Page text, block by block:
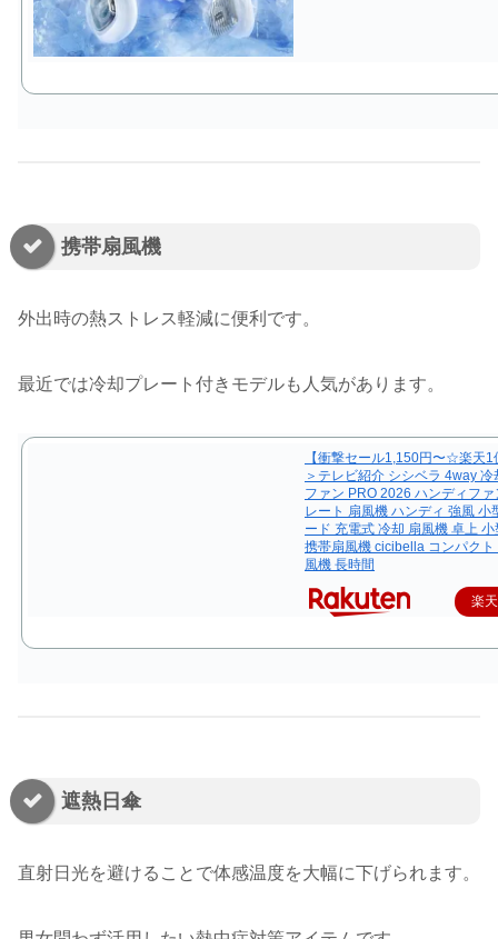
携帯扇風機
外出時の熱ストレス軽減に便利です。
最近では冷却プレート付きモデルも人気があります。
【衝撃セール1,150円〜☆楽天1
＞テレビ紹介 シシベラ 4way
ファン PRO 2026 ハンディファ
レート 扇風機 ハンディ 強風 小
ード 充電式 冷却 扇風機 卓上
携帯扇風機 cicibella コンパクト
風機 長時間
楽
遮熱日傘
直射日光を避けることで体感温度を大幅に下げられます。